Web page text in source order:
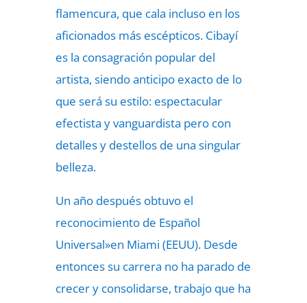
flamencura, que cala incluso en los
aficionados más escépticos. Cibayí
es la consagración popular del
artista, siendo anticipo exacto de lo
que será su estilo: espectacular
efectista y vanguardista pero con
detalles y destellos de una singular
belleza.
Un año después obtuvo el
reconocimiento de Español
Universal»en Miami (EEUU). Desde
entonces su carrera no ha parado de
crecer y consolidarse, trabajo que ha